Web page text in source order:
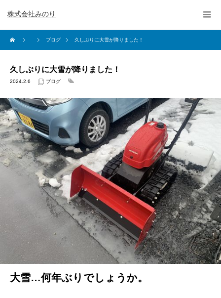
株式会社みのり
ブログ 久しぶりに大雪が降りました！
久しぶりに大雪が降りました！
2024.2.6 ブログ
大雪…何年ぶりでしょうか。